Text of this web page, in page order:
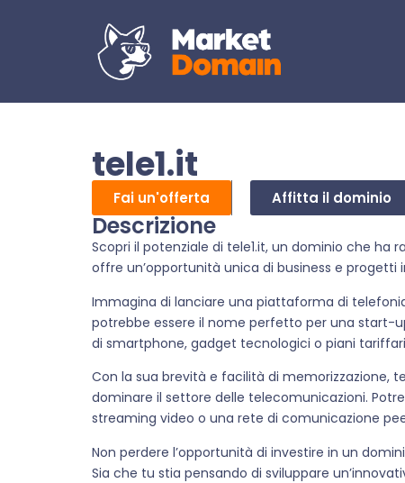
tele1.it
Fai un'offerta Affitta il dominio
Descrizione
Scopri il potenziale di tele1.it, un dominio che ha
offre un’opportunità unica di business e progetti
Immagina di lanciare una piattaforma di
potrebbe essere il nome perfetto per una start-
di smartphone, gadget tecnologici o piani
Con la sua brevità e facilità di memorizzazione,
dominare il settore delle telecomunicazioni.
streaming video o una rete di comunicazione
Non perdere l’opportunità di investire in un
Sia che tu stia pensando di sviluppare